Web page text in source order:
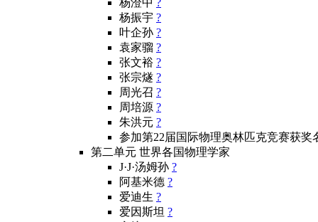
杨澄中 ?
杨振宇 ?
叶企孙 ?
袁家骝 ?
张文裕 ?
张宗燧 ?
周光召 ?
周培源 ?
朱洪元 ?
参加第22届国际物理奥林匹克竞赛获奖
第二单元 世界各国物理学家
J·J·汤姆孙 ?
阿基米德 ?
爱迪生 ?
爱因斯坦 ?